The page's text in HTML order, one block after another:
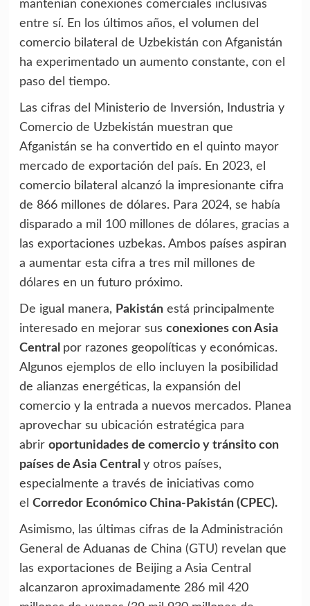
mantenían conexiones comerciales inclusivas
entre sí. En los últimos años, el volumen del
comercio bilateral de Uzbekistán con Afganistán
ha experimentado un aumento constante, con el
paso del tiempo.
Las cifras del Ministerio de Inversión, Industria y
Comercio de Uzbekistán muestran que
Afganistán se ha convertido en el quinto mayor
mercado de exportación del país. En 2023, el
comercio bilateral alcanzó la impresionante cifra
de 866 millones de dólares. Para 2024, se había
disparado a mil 100 millones de dólares, gracias a
las exportaciones uzbekas. Ambos países aspiran
a aumentar esta cifra a tres mil millones de
dólares en un futuro próximo.
De igual manera, Pakistánestá principalmente
interesado en mejorar sus conexiones con Asia
Central por razones geopolíticas y económicas.
Algunos ejemplos de ello incluyen la posibilidad
de alianzas energéticas, la expansión del
comercio y la entrada a nuevos mercados. Planea
aprovechar su ubicación estratégica para
abrir oportunidades de comercio y tránsito con
países de Asia Central y otros países,
especialmente a través de iniciativas como
el Corredor Económico China-Pakistán (CPEC).
Asimismo, las últimas cifras de la Administración
General de Aduanas de China (GTU) revelan que
las exportaciones de Beijing a Asia Central
alcanzaron aproximadamente 286 mil 420